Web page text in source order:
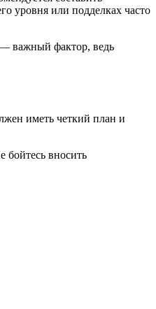
уровня или подделках часто
— важный фактор, ведь
иметь четкий план и
бойтесь вносить